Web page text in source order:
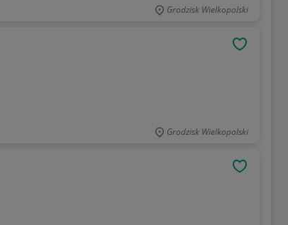
Grodzisk Wielkopolski
Grodzisk Wielkopolski